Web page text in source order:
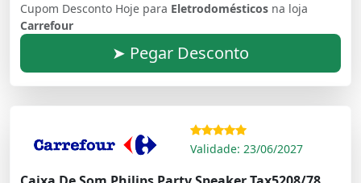
Cupom Desconto Hoje para Eletrodomésticos na loja
Carrefour
➤ Pegar Desconto
Validade: 23/06/2027